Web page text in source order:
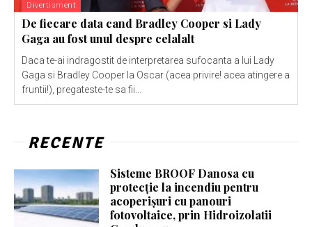
Divertisment
De fiecare data cand Bradley Cooper si Lady
Gaga au fost unul despre celalalt
Daca te-ai indragostit de interpretarea sufocanta a lui Lady
Gaga si Bradley Cooper la Oscar (acea privire! acea atingere a
fruntii!), pregateste-te sa fii...
RECENTE
Sisteme BROOF Danosa cu
protecție la incendiu pentru
acoperișuri cu panouri
fotovoltaice, prin Hidroizolatii